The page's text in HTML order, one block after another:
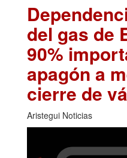
del gas de
90%
apagón a
cierre de
Aristegui Noticias